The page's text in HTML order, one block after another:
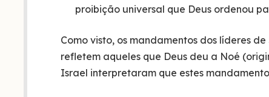
proibição universal que Deus ordenou
Como visto, os mandamentos dos líderes
refletem aqueles que Deus deu a Noé
Israel interpretaram que estes